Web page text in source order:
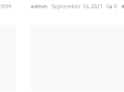
1099 admin September 16, 2021 0